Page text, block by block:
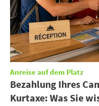
Anreise auf dem Platz
Bezahlung Ihres
Kurtaxe: Was Sie